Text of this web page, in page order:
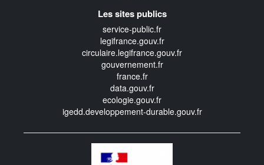
Les sites publics
service-public.fr
legifrance.gouv.fr
circulaire.legifrance.gouv.fr
gouvernement.fr
france.fr
data.gouv.fr
ecologie.gouv.fr
igedd.developpement-durable.gouv.fr